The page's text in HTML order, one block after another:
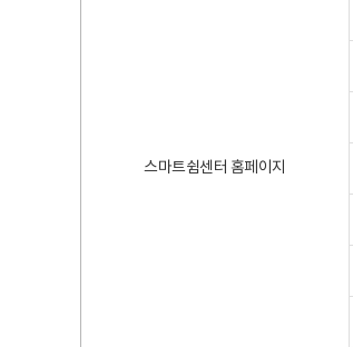
스마트쉼센터 홈페이지